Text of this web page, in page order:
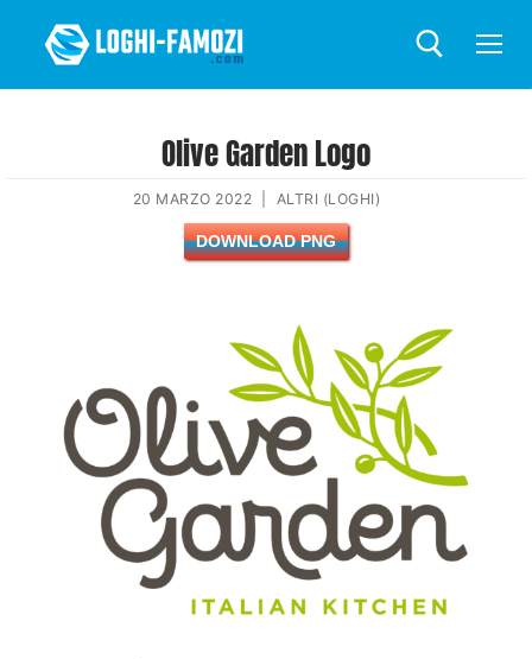
Olive Garden Logo
20 MARZO 2022 ALTRI (LOGHI)
DOWNLOAD PNG